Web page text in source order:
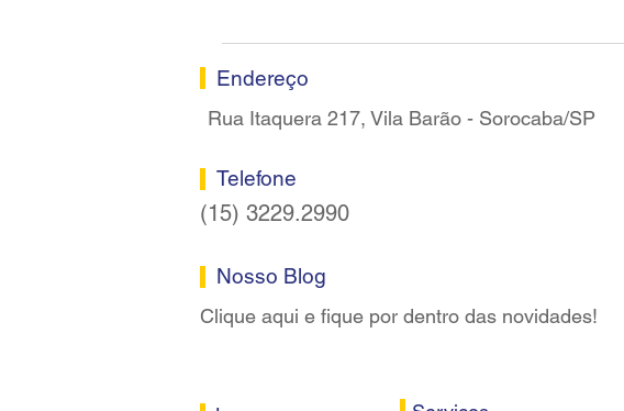
Endereço
Rua Itaquera 217, Vila Barão - Sorocaba/SP
Telefone
(15) 3229.2990
Nosso Blog
Clique aqui e fique por dentro das novidades!